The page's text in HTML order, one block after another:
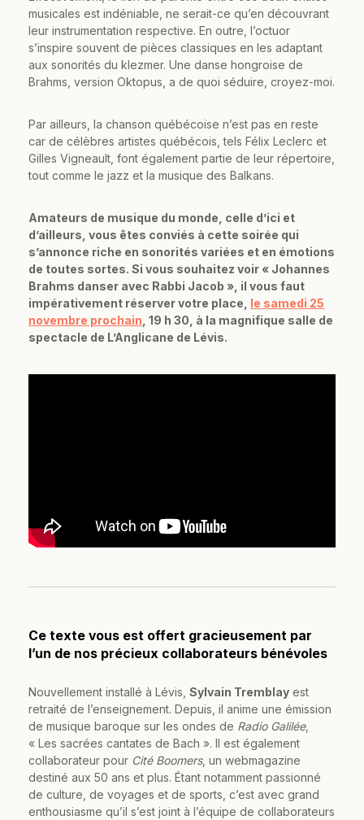
musicales est indéniable, ne serait-ce qu’en découvrant
leur instrumentation respective. En outre, l’octuor
s’inspire souvent de pièces classiques en les adaptant
aux sonorités du klezmer. Une danse hongroise de
Brahms, version Oktopus, a de quoi séduire, croyez-moi.
Par ailleurs, la chanson québécoise n’est pas en reste
car de célèbres artistes québécois, tels Félix Leclerc et
Gilles Vigneault, font également partie de leur répertoire,
tout comme le jazz et la musique des Balkans.
Amateurs de musique du monde, celle d’ici et
d’ailleurs, vous êtes conviés à cette soirée qui
s’annonce riche en sonorités variées et en émotions
de toutes sortes. Si vous souhaitez voir « Johannes
Brahms danser avec Rabbi Jacob », il vous faut
impérativement réserver votre place, le samedi 25
novembre prochain , 19 h 30, à la magnifique salle de
spectacle de L’Anglicane de Lévis.
Ce texte vous est offert gracieusement par
l’un de nos précieux collaborateurs bénévoles
Nouvellement installé à Lévis, Sylvain Tremblay est
retraité de l’enseignement. Depuis, il anime une émission
de musique baroque sur les ondes de Radio Galilée,
« Les sacrées cantates de Bach ». Il est également
collaborateur pour Cité Boomers, un webmagazine
destiné aux 50 ans et plus. Étant notamment passionné
de culture, de voyages et de sports, c’est avec grand
enthousiasme qu’il s’est joint à l’équipe de collaborateurs